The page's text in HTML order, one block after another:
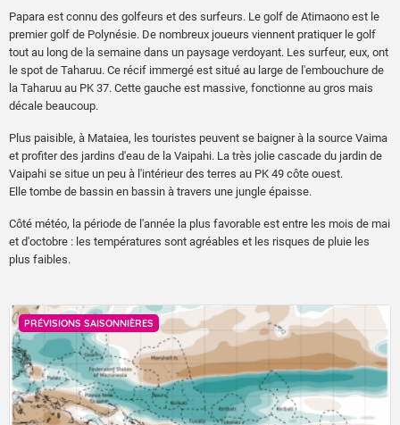
Papara est connu des golfeurs et des surfeurs. Le golf de Atimaono est le
premier golf de Polynésie. De nombreux joueurs viennent pratiquer le golf
tout au long de la semaine dans un paysage verdoyant. Les surfeur, eux, ont
le spot de Taharuu. Ce récif immergé est situé au large de l'embouchure de
la Taharuu au PK 37. Cette gauche est massive, fonctionne au gros mais
décale beaucoup.
Plus paisible, à Mataiea, les touristes peuvent se baigner à la source Vaima
et profiter des jardins d'eau de la Vaipahi. La très jolie cascade du jardin de
Vaipahi se situe un peu à l'intérieur des terres au PK 49 côte ouest.
Elle tombe de bassin en bassin à travers une jungle épaisse.
Côté météo, la période de l'année la plus favorable est entre les mois de mai
et d'octobre : les températures sont agréables et les risques de pluie les
plus faibles.
ACTUALITÉ